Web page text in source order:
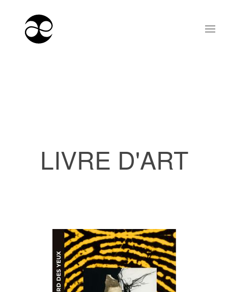
LIVRE D'ART